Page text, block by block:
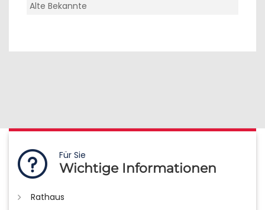
Alte Bekannte
Für Sie
Wichtige Informationen
Rathaus